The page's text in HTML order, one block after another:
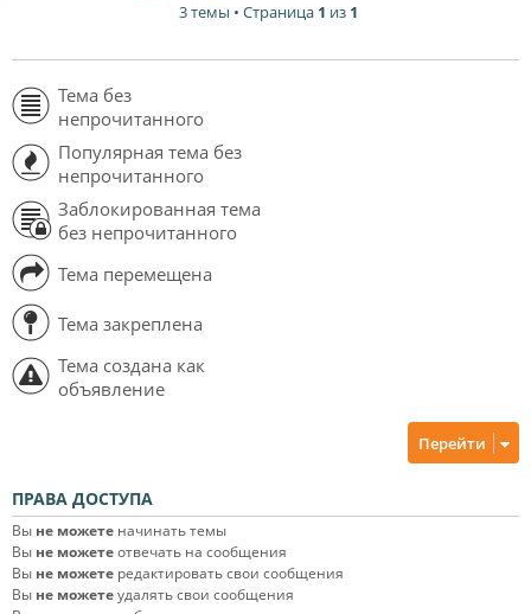
3 темы • Страница 1 из 1
Тема без
непрочитанного
Популярная тема без
непрочитанного
Заблокированная тема
без непрочитанного
Тема перемещена
Тема закреплена
Тема создана как
объявление
Перейти
ПРАВА ДОСТУПА
Вы не можете начинать темы
Вы не можетеотвечать на сообщения
Вы не можете редактировать свои сообщения
Вы не можетеудалять свои сообщения